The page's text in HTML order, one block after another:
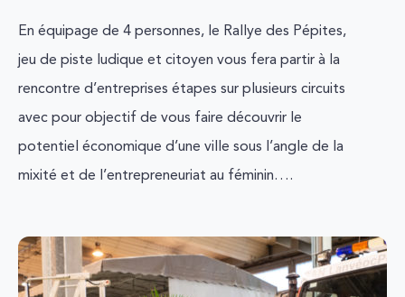
En équipage de 4 personnes, le Rallye des Pépites,
jeu de piste ludique et citoyen vous fera partir à la
rencontre d’entreprises étapes sur plusieurs circuits
avec pour objectif de vous faire découvrir le
potentiel économique d’une ville sous l’angle de la
mixité et de l’entrepreneuriat au féminin….